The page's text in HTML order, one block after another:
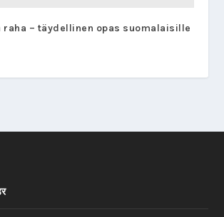
raha – täydellinen opas suomalaisille